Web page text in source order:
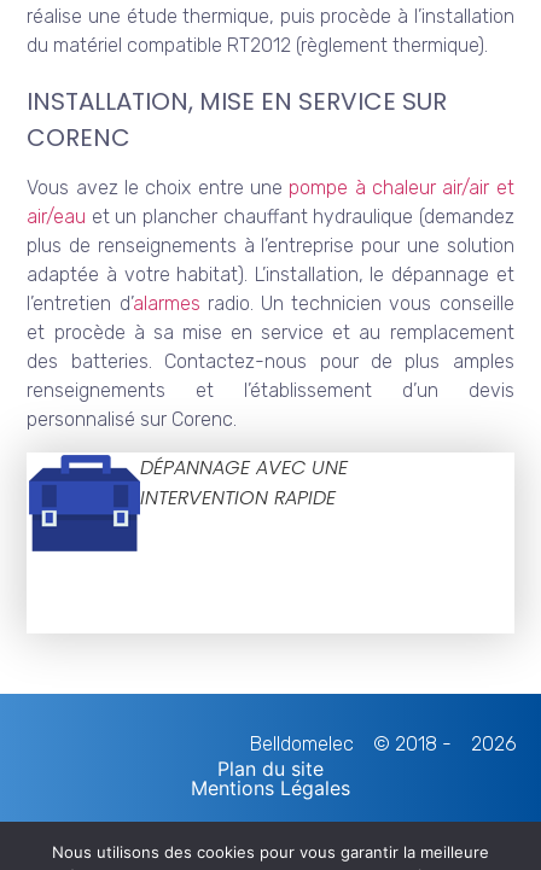
réalise une étude thermique, puis procède à l’installation
du matériel compatible RT2012 (règlement thermique).
INSTALLATION, MISE EN SERVICE SUR
CORENC
Vous avez le choix entre une pompe à chaleur air/air et
air/eau et un plancher chauffant hydraulique (demandez
plus de renseignements à l’entreprise pour une solution
adaptée à votre habitat). L’installation, le dépannage et
l’entretien d’alarmes radio. Un technicien vous conseille
et procède à sa mise en service et au remplacement
des batteries. Contactez-nous pour de plus amples
renseignements et l’établissement d’un devis
personnalisé sur Corenc.
DÉPANNAGE AVEC UNE
INTERVENTION RAPIDE
Belldomelec © 2018 - 2026
Plan du site
Mentions Légales
Nous utilisons des cookies pour vous garantir la meilleure